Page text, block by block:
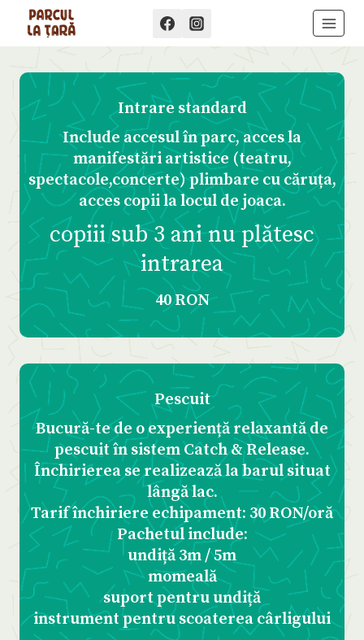
Intrare standard
Include accesul în parc, acces la
manifestări artistice (teatru,
spectacole,concerte) plimbare cu căruța,
acces copii la locul de joaca.
copiii sub 3 ani nu plătesc
intrarea
40 RON
Pescuit
Bucură-te de o experiență relaxantă de
pescuit în sistem Catch & Release.
Închirierea se realizează la barul situat
lângă lac.
Tarif închiriere echipament: 30 RON/oră
Pachetul include:
undiță 3m / 5m
momeală
suport pentru undiță
instrument pentru scoaterea cârligului